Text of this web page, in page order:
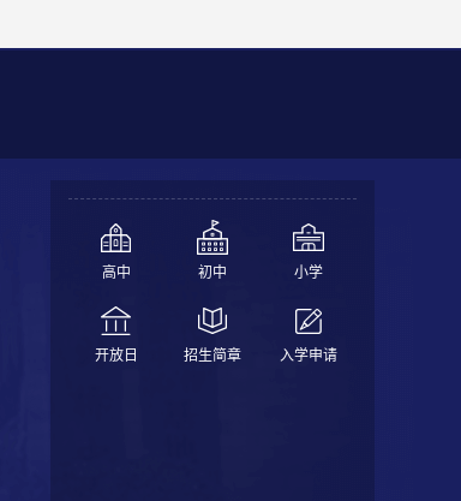
高中 初中 小学
开放日 招生简章 入学申请